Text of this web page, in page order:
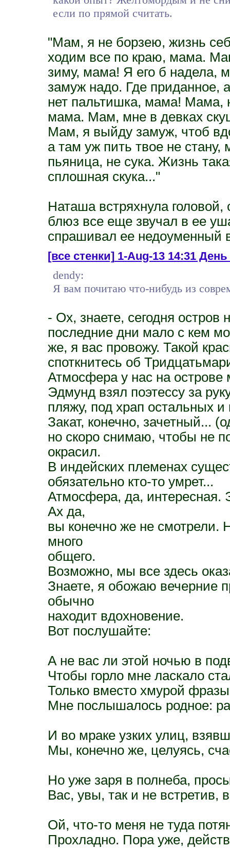
если по прямой считать.
"Мам, я не борзею, жизнь
ходим все по краю, мама.
зиму, мама! Я его б надела,
замуж надо. Где приданное,
нет пальтишка, мама! Мама,
мама. Мам, мне в девках
Мам, я выйду замуж, чтоб
а там уж пить твое не
пьяница, не сука. Жизнь
сплошная скука..."
Наташа встряхнула головой,
блюз все еще звучал в ее
спрашивал ее недоуменный
[все стенки]1-Aug-13 14:31
dendy:
Я вам почитаю что-нибудь из
- Ох, знаете, сегодня
последние дни мало с кем
же, я вас провожу. Такой
споткнитесь об
Атмосфера у нас на
Эдмунд взял поэтессу за
пляжу, под храп остальных и
Закат, конечно, зачетный...
но скоро снимаю, чтобы не
окрасил.
В индейских племенах
обязательно кто-то умрет...
Атмосфера, да, интересная.
Ах да,
вы конечно же не
много
общего.
Возможно, мы все здесь
Знаете, я обожаю вечерние
обычно
находит вдохновение.
Вот послушайте:
А не вас ли этой ночью в
Чтобы горло мне ласкало
Только вместо хмурой
Мне послышалось родное:
И во мраке узких улиц,
Мы, конечно же, целуясь,
Но уже заря в полнеба,
Вас, увы, так и не встретив,
Ой, что-то меня не туда
Прохладно. Пора уже,